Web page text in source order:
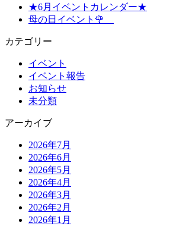
★6月イベントカレンダー★
母の日イベント🌹
カテゴリー
イベント
イベント報告
お知らせ
未分類
アーカイブ
2026年7月
2026年6月
2026年5月
2026年4月
2026年3月
2026年2月
2026年1月